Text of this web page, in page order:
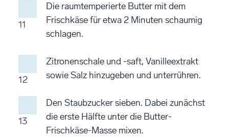
11
Die raumtemperierte Butter mit dem
Frischkäse für etwa 2 Minuten schaumig
schlagen.
12
Zitronenschale und -saft, Vanilleextrakt
sowie Salz hinzugeben und unterrühren.
13
Den Staubzucker sieben. Dabei zunächst
die erste Hälfte unter die Butter-
Frischkäse-Masse mixen.